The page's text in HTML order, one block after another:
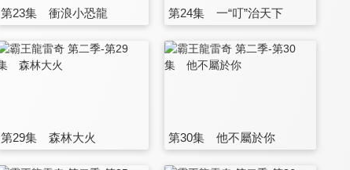
第23集 衝浪小恐龍 第24集 一“叮”治天下
第29集 森林大火 第30集 他不屬於你